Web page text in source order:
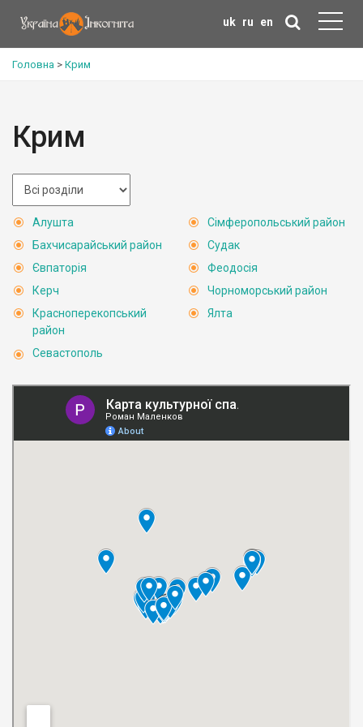
uk ru en
Головна > Крим
Крим
Алушта
Бахчисарайський район
Євпаторія
Керч
Красноперекопський
район
Севастополь
Сімферопольський район
Судак
Феодосія
Чорноморський район
Ялта